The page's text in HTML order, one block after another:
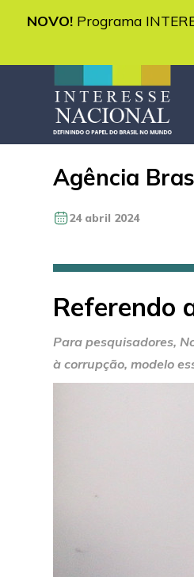
NOVO! Programa
Agência
24 abril 2024
Referendo
Para pesquisadores,
à corrupção, modelo